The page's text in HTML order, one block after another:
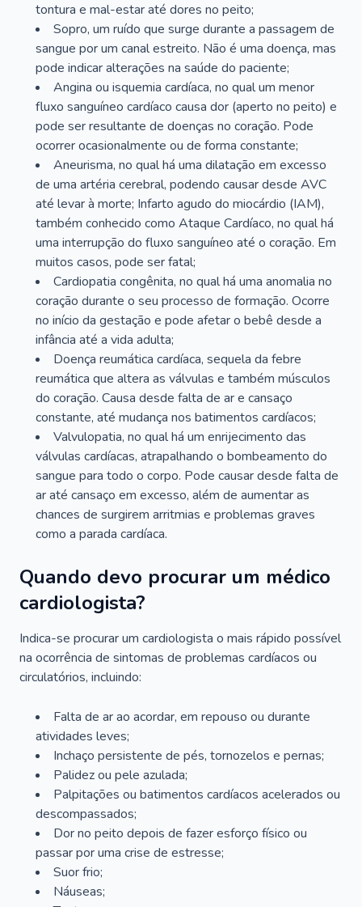
tontura e mal-estar até dores no peito;
Sopro, um ruído que surge durante a passagem de
sangue por um canal estreito. Não é uma doença, mas
pode indicar alterações na saúde do paciente;
Angina ou isquemia cardíaca, no qual um menor
fluxo sanguíneo cardíaco causa dor (aperto no peito) e
pode ser resultante de doenças no coração. Pode
ocorrer ocasionalmente ou de forma constante;
Aneurisma, no qual há uma dilatação em excesso
de uma artéria cerebral, podendo causar desde AVC
até levar à morte; Infarto agudo do miocárdio (IAM),
também conhecido como Ataque Cardíaco, no qual há
uma interrupção do fluxo sanguíneo até o coração. Em
muitos casos, pode ser fatal;
Cardiopatia congênita, no qual há uma anomalia no
coração durante o seu processo de formação. Ocorre
no início da gestação e pode afetar o bebê desde a
infância até a vida adulta;
Doença reumática cardíaca, sequela da febre
reumática que altera as válvulas e também músculos
do coração. Causa desde falta de ar e cansaço
constante, até mudança nos batimentos cardíacos;
Valvulopatia, no qual há um enrijecimento das
válvulas cardíacas, atrapalhando o bombeamento do
sangue para todo o corpo. Pode causar desde falta de
ar até cansaço em excesso, além de aumentar as
chances de surgirem arritmias e problemas graves
como a parada cardíaca.
Quando devo procurar um médico
cardiologista?
Indica-se procurar um cardiologista o mais rápido possível
na ocorrência de sintomas de problemas cardíacos ou
circulatórios, incluindo:
Falta de ar ao acordar, em repouso ou durante
atividades leves;
Inchaço persistente de pés, tornozelos e pernas;
Palidez ou pele azulada;
Palpitações ou batimentos cardíacos acelerados ou
descompassados;
Dor no peito depois de fazer esforço físico ou
passar por uma crise de estresse;
Suor frio;
Náuseas;